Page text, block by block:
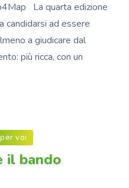
La quarta edizione
candidarsi ad essere
a giudicare dal
più ricca, con un
voi
il bando